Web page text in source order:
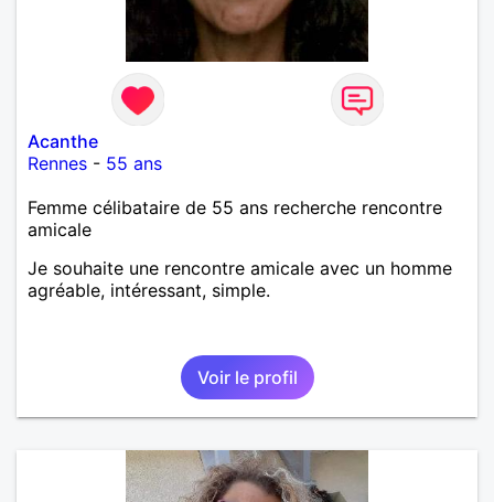
Acanthe
Rennes - 55 ans
Femme célibataire de 55 ans recherche rencontre
amicale
Je souhaite une rencontre amicale avec un homme
agréable, intéressant, simple.
Voir le profil